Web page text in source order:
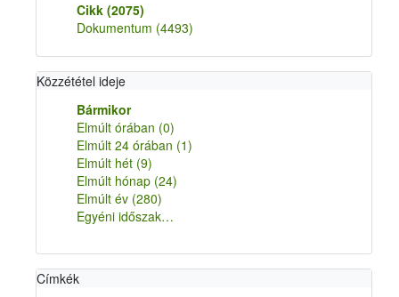
Cikk (2075)
Dokumentum (4493)
Közzététel ideje
Bármikor
Elmúlt órában (0)
Elmúlt 24 órában (1)
Elmúlt hét (9)
Elmúlt hónap (24)
Elmúlt év (280)
Egyéni időszak…
Címkék